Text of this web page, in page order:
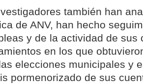
también han
de ANV, han hecho
y de la actividad de sus
en los que
elecciones municipales y
pormenorizado de sus